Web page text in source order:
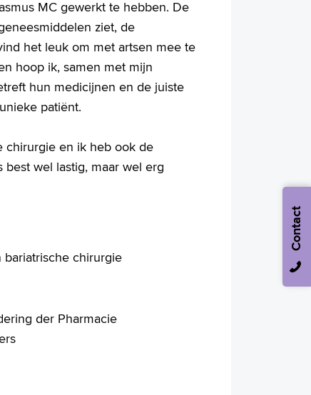
MC gewerkt te hebben. De
ziet, de
het leuk om met artsen mee te
hoop ik, samen met mijn
hun medicijnen en de juiste
patiënt.
chirurgie en ik heb ook de
wel lastig, maar wel erg
chirurgie
der Pharmacie
Contact